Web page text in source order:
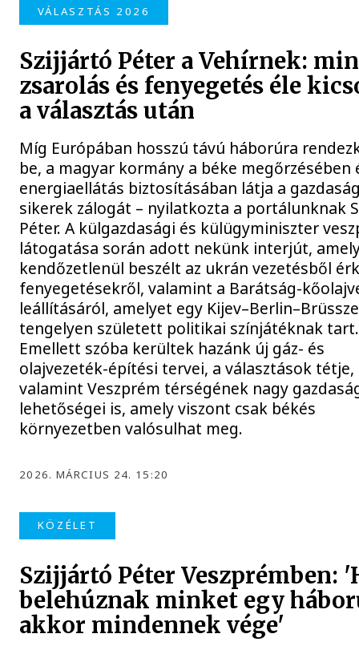
VÁLASZTÁS 2026
Szijjártó Péter a Vehírnek:
zsarolás és fenyegetés éle
a választás után
Míg Európában hosszú távú háborúra
be, a magyar kormány a béke megőrzésében
energiaellátás biztosításában látja a
sikerek zálogát – nyilatkozta a portálunknak
Péter. A külgazdasági és külügyminiszter
látogatása során adott nekünk interjút,
kendőzetlenül beszélt az ukrán vezetésből
fenyegetésekről, valamint a Barátság-
leállításáról, amelyet egy
tengelyen született politikai színjátéknak tart.
Emellett szóba kerültek hazánk új gáz- és
olajvezeték-építési tervei, a választások tétje,
valamint Veszprém térségének nagy
lehetőségei is, amely viszont csak békés
környezetben valósulhat meg.
2026. MÁRCIUS 24. 15:20
KÖZÉLET
Szijjártó Péter Veszprémben:
belehúznak minket egy
akkor mindennek vége'